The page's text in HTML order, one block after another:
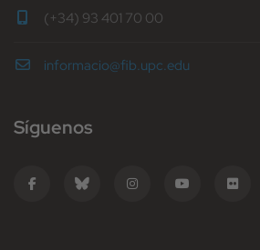
(+34) 93 401 70 00
informacio@fib.upc.edu
Síguenos